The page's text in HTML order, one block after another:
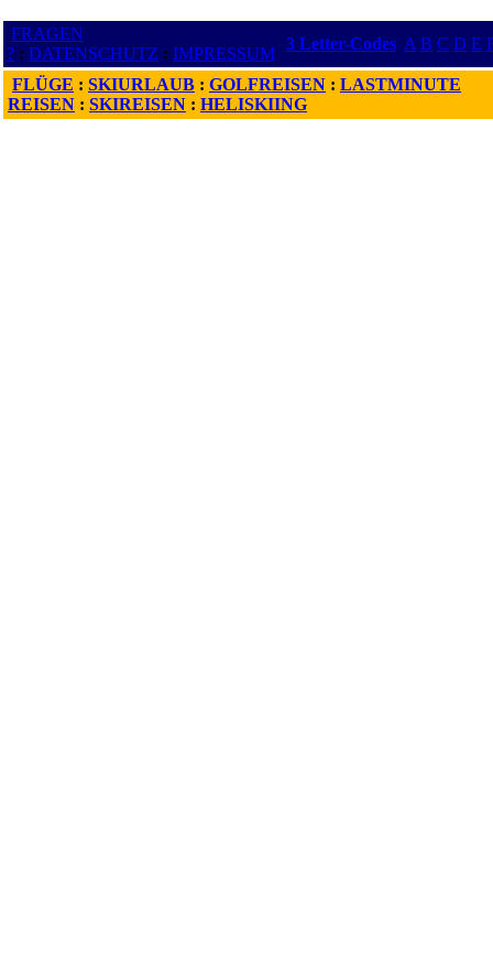
FRAGEN
? : DATENSCHUTZ : IMPRESSUM
3 Letter-Codes A B C D E
FLÜGE : SKIURLAUB : GOLFREISEN : LASTMINUTE
REISEN : SKIREISEN : HELISKIING